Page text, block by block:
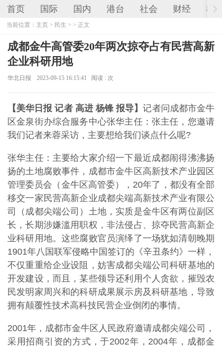
首页 国际 国内 港台 社会 财经 教
当前位置： 主页 > 民生 > > 正文
成都金牛高管委20年两次掠夺占有民营高新
企业科研用地
华北日报 2023-09-15 16:15:41 阅读 : 次
【美华日报 记者 高进 杨锋 报导】记者问成都市金牛
区金泉街办综合服务中心张华主任：张主任，您邀请
我们记者来蓉采访，主要想给我们谈点什么呢?
张华主任：主要给大家介绍一下最近成都闹得沸沸扬
扬的土地腐败事件，成都市金牛区高新技术产业园区
管理委员会（金牛区高管委），20年了，都没有全部
移交一家民营高新企业成都尖端高新技术产业有限公
司（成都尖端公司）土地，实质是金牛区有两位副区
长，长期涉嫌滥用职权，非法侵占、掠夺民营高新企
业科研用地。这些腐败官员演绎了一场犹如清朝晚期
1901年八国联军侵略中国签订的《辛丑条约》一样，
不仅重重给企业设阻，妨害成都尖端公司科研基地的
开发建设，而且，某些领导还利用个人贪欲，摧毁农
民发明家周兴和的科研成果展示房及科研基地，导致
拥有颠覆性技术高科技民营企业倒闭的事情。
2001年，成都市金牛区人民政府邀请成都尖端公司，
采用招商引资的方式，于2002年，2004年，成都金